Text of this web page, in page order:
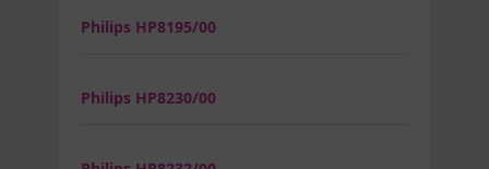
Philips HP8195/00
Philips HP8230/00